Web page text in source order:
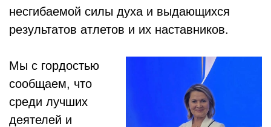
несгибаемой силы духа и выдающихся
результатов атлетов и их наставников.
Мы с гордостью
сообщаем, что
среди лучших
деятелей и